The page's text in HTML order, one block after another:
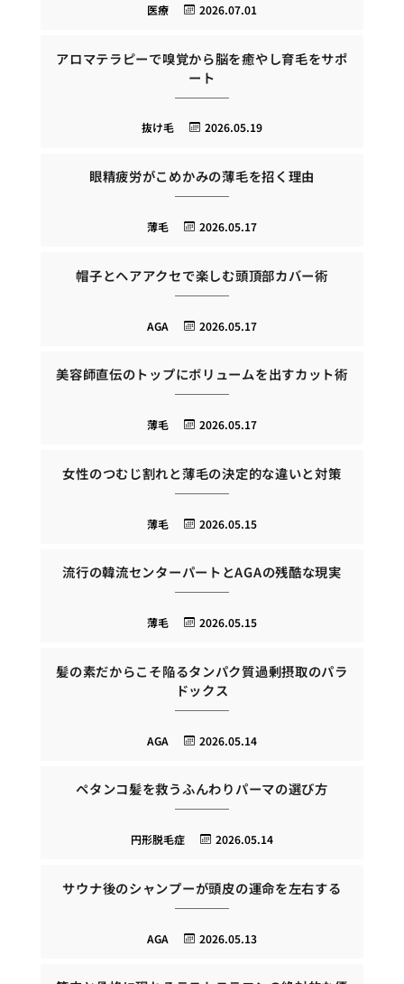
2026.07.01
医療
アロマテラピーで嗅覚から脳を癒やし育毛をサポ
ート
2026.05.19
抜け毛
眼精疲労がこめかみの薄毛を招く理由
2026.05.17
薄毛
帽子とヘアアクセで楽しむ頭頂部カバー術
2026.05.17
AGA
美容師直伝のトップにボリュームを出すカット術
2026.05.17
薄毛
女性のつむじ割れと薄毛の決定的な違いと対策
2026.05.15
薄毛
流行の韓流センターパートとAGAの残酷な現実
2026.05.15
薄毛
髪の素だからこそ陥るタンパク質過剰摂取のパラ
ドックス
2026.05.14
AGA
ペタンコ髪を救うふんわりパーマの選び方
2026.05.14
円形脱毛症
サウナ後のシャンプーが頭皮の運命を左右する
2026.05.13
AGA